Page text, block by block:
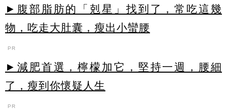
►腹部脂肪的「剋星」找到了，常吃這幾
物，吃走大肚囊，瘦出小蠻腰
PR
►減肥首選，檸檬加它，堅持一週，腰細
了，瘦到你懷疑人生
PR